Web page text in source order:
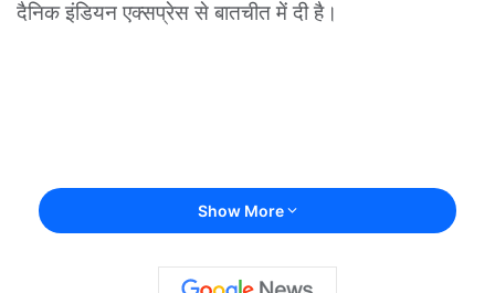
दैनिक इंडियन एक्सप्रेस से बातचीत में दी है।
Show More